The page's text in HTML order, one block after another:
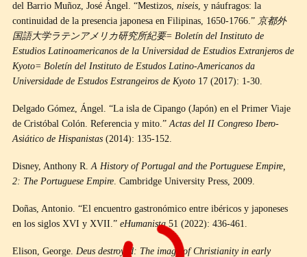
del Barrio Muñoz, José Ángel. “Mestizos, niseis, y náufragos: la
continuidad de la presencia japonesa en Filipinas, 1650-1766.” 京都外
国語大学ラテンアメリカ研究所紀要= Boletín del Instituto de
Estudios Latinoamericanos de la Universidad de Estudios Extranjeros de
Kyoto= Boletín del Instituto de Estudos Latino-Americanos da
Universidade de Estudos Estrangeiros de Kyoto 17 (2017): 1-30.
Delgado Gómez, Ángel. “La isla de Cipango (Japón) en el Primer Viaje
de Cristóbal Colón. Referencia y mito.”Actas del II Congreso Ibero-
Asiático de Hispanistas (2014): 135-152.
Disney, Anthony R.A History of Portugal and the Portuguese Empire,
2: The Portuguese Empire. Cambridge University Press, 2009.
Doñas, Antonio. “El encuentro gastronómico entre ibéricos y japoneses
en los siglos XVI y XVII.” eHumanista51 (2022): 436-461.
Elison, George. Deus destroyed: The image of Christianity in early